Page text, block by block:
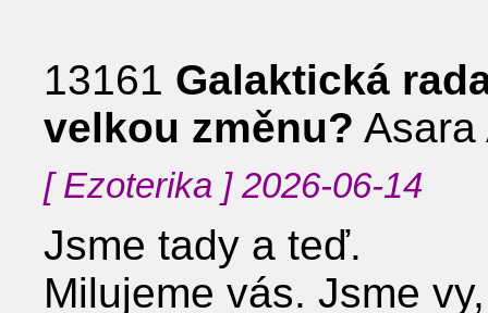
13161 Galaktická
velkou změnu? Asara
[ Ezoterika ] 2026-06-14
Jsme tady a teď.
Milujeme vás. Jsme